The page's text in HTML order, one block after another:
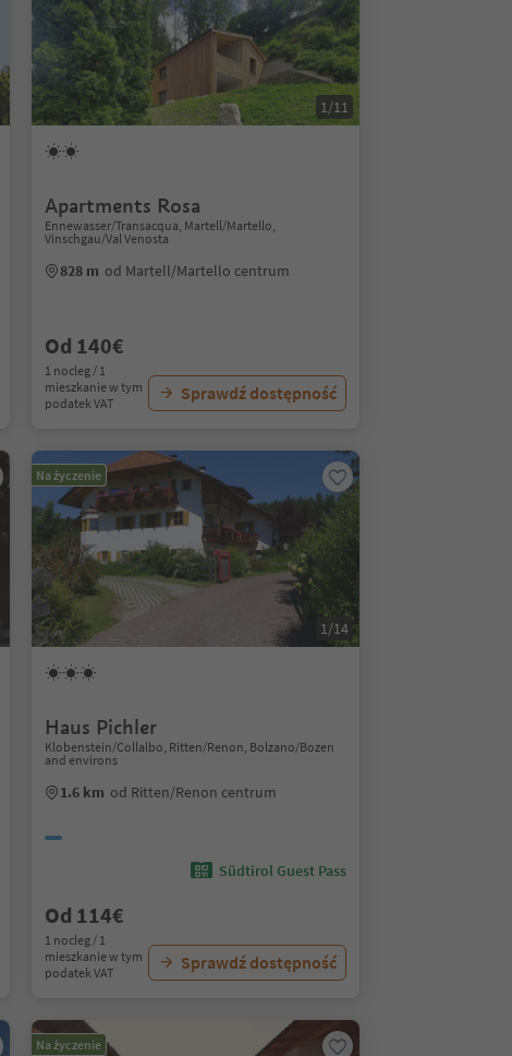
1/11
Apartments Rosa
Ennewasser/Transacqua, Martell/Martello,
Vinschgau/Val Venosta
828 m od Martell/Martello centrum
Od 140€
1 nocleg / 1
mieszkanie w tym
podatek VAT
Sprawdź dostępność
Na życzenie
1/14
Haus Pichler
Klobenstein/Collalbo, Ritten/Renon, Bolzano/Bozen
and environs
1.6 km od Ritten/Renon centrum
Südtirol Guest Pass
Od 114€
1 nocleg / 1
mieszkanie w tym
podatek VAT
Sprawdź dostępność
Na życzenie